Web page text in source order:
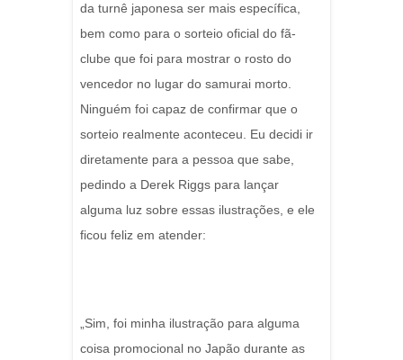
da turnê japonesa ser mais específica,
bem como para o sorteio oficial do fã-
clube que foi para mostrar o rosto do
vencedor no lugar do samurai morto.
Ninguém foi capaz de confirmar que o
sorteio realmente aconteceu. Eu decidi ir
diretamente para a pessoa que sabe,
pedindo a Derek Riggs para lançar
alguma luz sobre essas ilustrações, e ele
ficou feliz em atender:
„Sim, foi minha ilustração para alguma
coisa promocional no Japão durante as